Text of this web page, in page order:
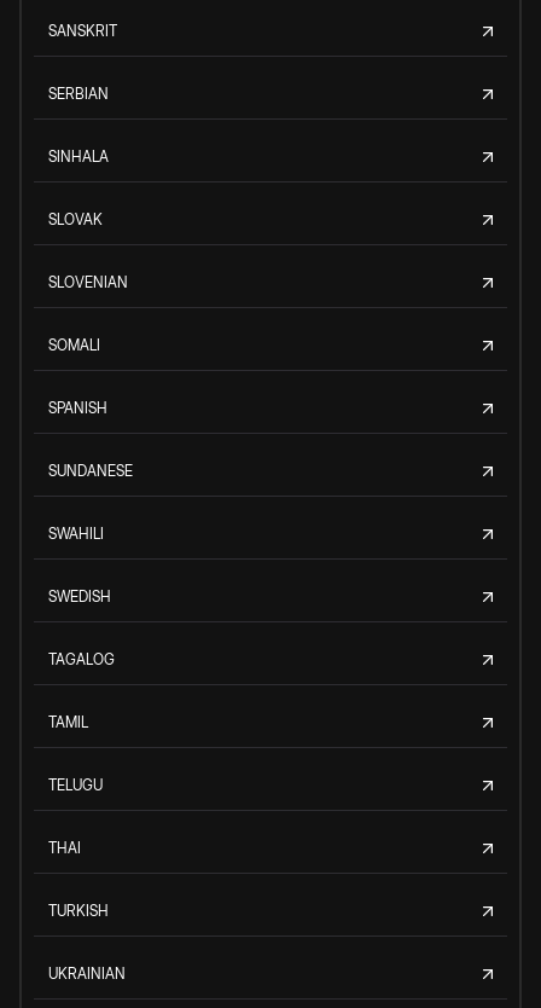
SANSKRIT
SERBIAN
SINHALA
SLOVAK
SLOVENIAN
SOMALI
SPANISH
SUNDANESE
SWAHILI
SWEDISH
TAGALOG
TAMIL
TELUGU
THAI
TURKISH
UKRAINIAN